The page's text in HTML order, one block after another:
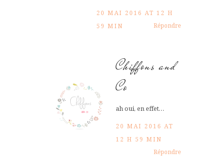
20 MAI 2016 AT 12 H
59 MIN
Répondre
Chiffons and
Co
ah oui, en effet…
20 MAI 2016 AT
12 H 59 MIN
Répondre